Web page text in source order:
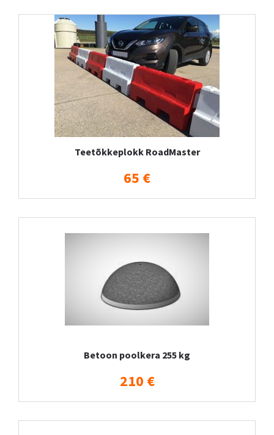
Teetõkkeplokk RoadMaster
65 €
Betoon poolkera 255 kg
210 €